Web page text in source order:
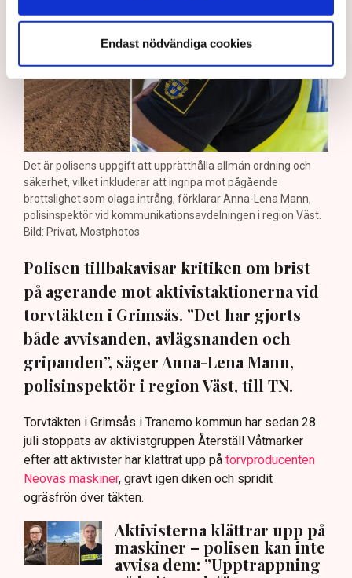
Endast nödvändiga cookies
Det är polisens uppgift att upprätthålla allmän ordning och
säkerhet, vilket inkluderar att ingripa mot pågående
brottslighet som olaga intrång, förklarar Anna-Lena Mann,
polisinspektör vid kommunikationsavdelningen i region Väst.
Bild: Privat, Mostphotos
Polisen tillbakavisar kritiken om brist
på agerande mot aktivistaktionerna vid
torvtäkten i Grimsås. ”Det har gjorts
både avvisanden, avlägsnanden och
gripanden”, säger Anna-Lena Mann,
polisinspektör i region Väst, till TN.
Torvtäkten i Grimsås i Tranemo kommun har sedan 28
juli stoppats av aktivistgruppen Återställ Våtmarker
efter att aktivister har klättrat upp på torvproducenten
Neovas maskiner, grävt igen diken och spridit
ogräsfrön över täkten.
Aktivisterna klättrar upp på
maskiner – polisen kan inte
avvisa dem: ”Upptrappning